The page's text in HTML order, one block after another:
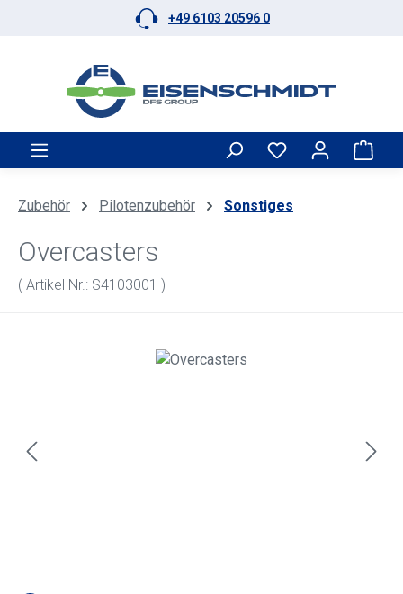
Zum Hauptinhalt springen+49 6103 20596 0
Zubehör Pilotenzubehör Sonstiges
Overcasters
( Artikel Nr.: S4103001 )
Bildergalerie überspringen